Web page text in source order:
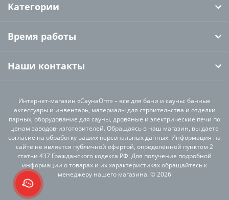
Категории
Время работы
Наши контакты
Интернет-магазин «СаунаОпт» – все для бани и сауны: банные
аксессуары и инвентарь, материалы для строительства и отделки
парных, оборудование для сауны, дровяные и электрические печи по
ценам заводов-изготовителей. Обращаясь в наш магазин, вы даете
согласие на обработку ваших персональных данных. Информация на
сайте не является публичной офертой, определённой пунктом 2
статьи 437 Гражданского кодекса РФ. Для получение подробной
информации о товарах и их характеристиках обращайтесь к
менеджеру нашего магазина. © 2026